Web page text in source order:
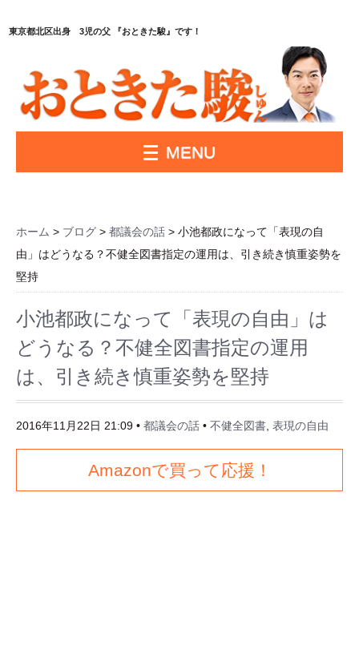
東京都北区出身 3児の父 『おときた駿』です！
MENU
ホーム > ブログ > 都議会の話 > 小池都政になって「表現の自
由」はどうなる？不健全図書指定の運用は、引き続き慎重姿勢を
堅持
小池都政になって「表現の自由」は
どうなる？不健全図書指定の運用
は、引き続き慎重姿勢を堅持
2016年11月22日 21:09 • 都議会の話 • 不健全図書, 表現の自由
Amazonで買って応援！